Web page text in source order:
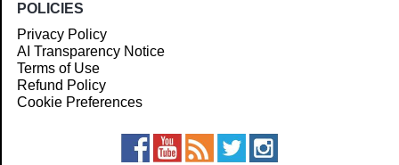
POLICIES
Privacy Policy
AI Transparency Notice
Terms of Use
Refund Policy
Cookie Preferences